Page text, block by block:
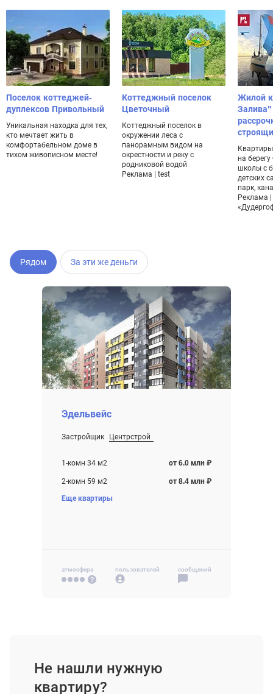
Поселок коттеджей-
дуплексов Привольный
Уникальная находка для тех,
кто мечтает жить в
комфортабельном доме в
тихом живописном месте!
Коттеджный поселок
Цветочный
Коттеджный поселок в
окружении леса с
панорамным видом на
окрестности и реку с
родниковой водой
Реклама | test
Жилой
Залива"
на
школы с
детских
парк,
Реклама
Рядом За эти же деньги
Эдельвейс
Застройщик
Центрстрой
1-комн 34 м2
от 6.0 млн ₽
2-комн 59 м2 от 8.4 млн ₽
3-комн 80 м2
Еще квартиры
атмосфера пользователей сообщений
Не нашли нужную
квартиру?